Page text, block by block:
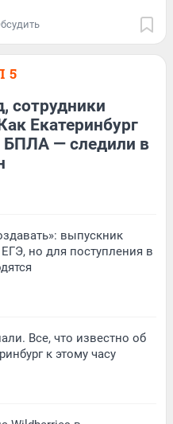
5
сотрудники
Екатеринбург
БПЛА — следили в
выпускник
но для поступления в
Все, что известно об
к этому часу